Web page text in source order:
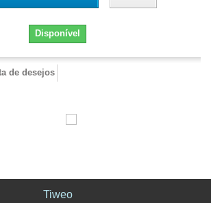
Disponível
de desejos
Tiweo